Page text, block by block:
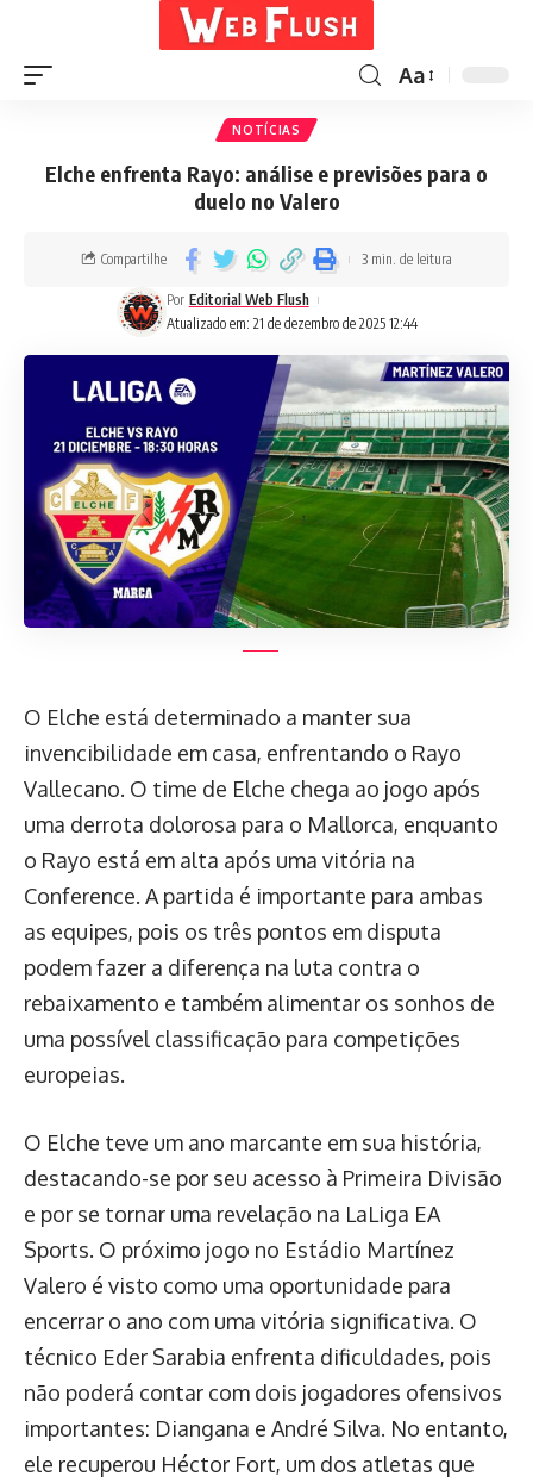
Aa
NOTÍCIAS
Elche enfrenta Rayo: análise e previsões para o
duelo no Valero
Atualizado em: 21 de dezembro de 2025 12:44
Por Editorial Web Flush
Compartilhe 3 min. de leitura
O Elche está determinado a manter sua
invencibilidade em casa, enfrentando o Rayo
Vallecano. O time de Elche chega ao jogo após
uma derrota dolorosa para o Mallorca, enquanto
o Rayo está em alta após uma vitória na
Conference. A partida é importante para ambas
as equipes, pois os três pontos em disputa
podem fazer a diferença na luta contra o
rebaixamento e também alimentar os sonhos de
uma possível classificação para competições
europeias.
O Elche teve um ano marcante em sua história,
destacando-se por seu acesso à Primeira Divisão
e por se tornar uma revelação na LaLiga EA
Sports. O próximo jogo no Estádio Martínez
Valero é visto como uma oportunidade para
encerrar o ano com uma vitória significativa. O
técnico Eder Sarabia enfrenta dificuldades, pois
não poderá contar com dois jogadores ofensivos
importantes: Diangana e André Silva. No entanto,
ele recuperou Héctor Fort, um dos atletas que